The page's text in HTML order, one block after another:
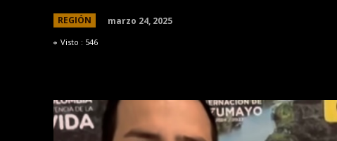
REGIÓN marzo 24, 2025
Visto : 546